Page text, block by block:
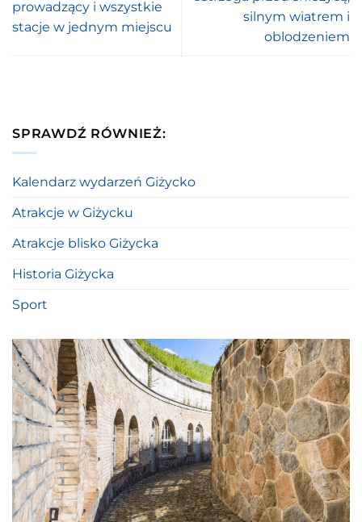
prowadzący i wszystkie
stacje w jednym miejscu
silnym wiatrem i
oblodzeniem
SPRAWDŹ RÓWNIEŻ:
Kalendarz wydarzeń Giżycko
Atrakcje w Giżycku
Atrakcje blisko Giżycka
Historia Giżycka
Sport